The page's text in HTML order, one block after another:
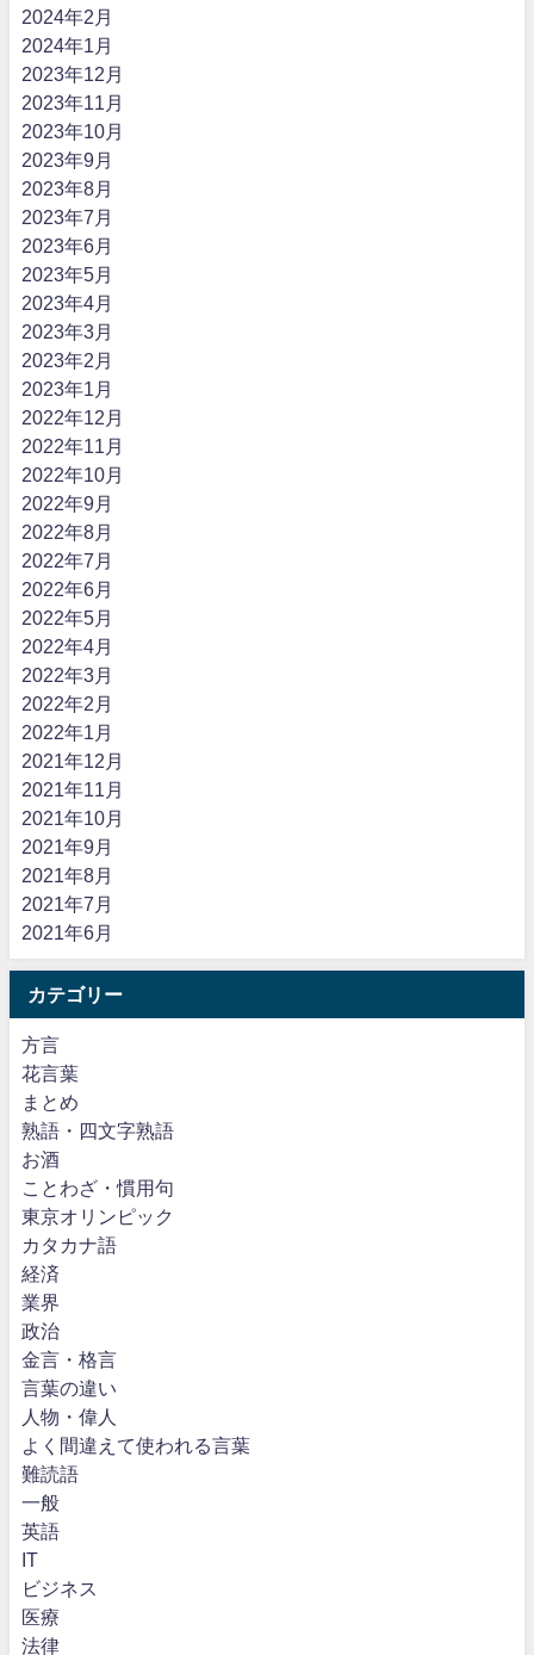
2024年2月
2024年1月
2023年12月
2023年11月
2023年10月
2023年9月
2023年8月
2023年7月
2023年6月
2023年5月
2023年4月
2023年3月
2023年2月
2023年1月
2022年12月
2022年11月
2022年10月
2022年9月
2022年8月
2022年7月
2022年6月
2022年5月
2022年4月
2022年3月
2022年2月
2022年1月
2021年12月
2021年11月
2021年10月
2021年9月
2021年8月
2021年7月
2021年6月
カテゴリー
方言
花言葉
まとめ
熟語・四文字熟語
お酒
ことわざ・慣用句
東京オリンピック
カタカナ語
経済
業界
政治
金言・格言
言葉の違い
人物・偉人
よく間違えて使われる言葉
難読語
一般
英語
IT
ビジネス
医療
法律